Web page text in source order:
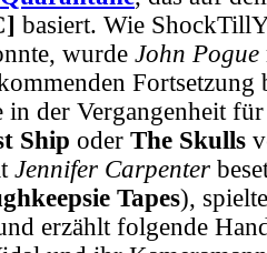
basiert. Wie
wurde John Pogue
Fortsetzung
in der Vergangenheit
Ship oder The Skulls
Jennifer Carpenter
Tapes),
erzählt folgende